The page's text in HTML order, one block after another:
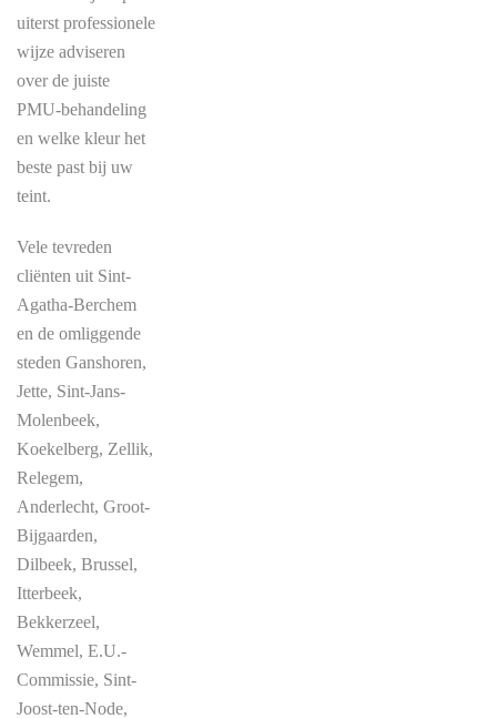
uiterst professionele
wijze adviseren
over de juiste
PMU-behandeling
en welke kleur het
beste past bij uw
teint.
Vele tevreden
cliënten uit Sint-
Agatha-Berchem
en de omliggende
steden Ganshoren,
Jette, Sint-Jans-
Molenbeek,
Koekelberg, Zellik,
Relegem,
Anderlecht, Groot-
Bijgaarden,
Dilbeek, Brussel,
Itterbeek,
Bekkerzeel,
Wemmel, E.U.-
Commissie, Sint-
Joost-ten-Node,